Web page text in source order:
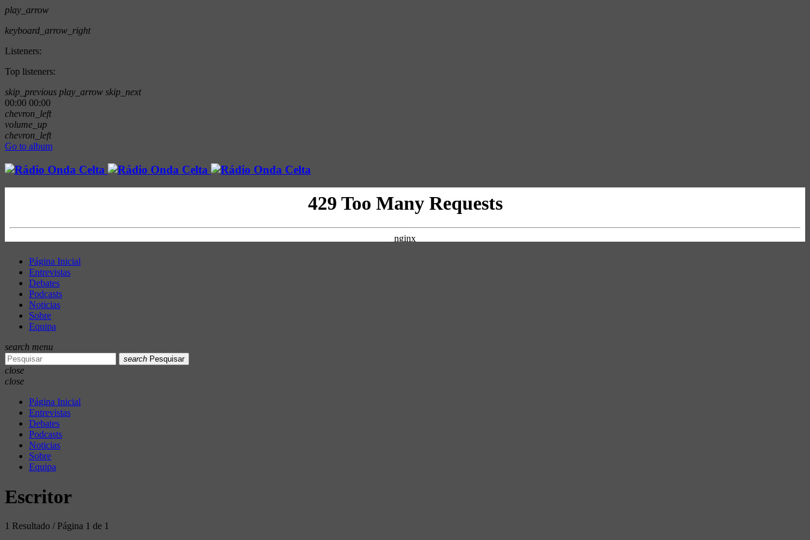
play_arrow
keyboard_arrow_right
Listeners:
Top listeners:
skip_previous play_arrow skip_next
00:00 00:00
chevron_left
volume_up
chevron_left
Go to album
Página Inicial
Entrevistas
Debates
Podcasts
Noticias
Sobre
Equipa
search menu
search Pesquisar
close
close
Página Inicial
Entrevistas
Debates
Podcasts
Noticias
Sobre
Equipa
Escritor
1 Resultado / Página 1 de 1